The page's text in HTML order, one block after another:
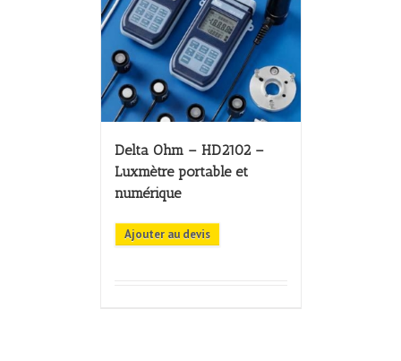
Delta Ohm – HD2102 –
Luxmètre portable et
numérique
Ajouter au devis